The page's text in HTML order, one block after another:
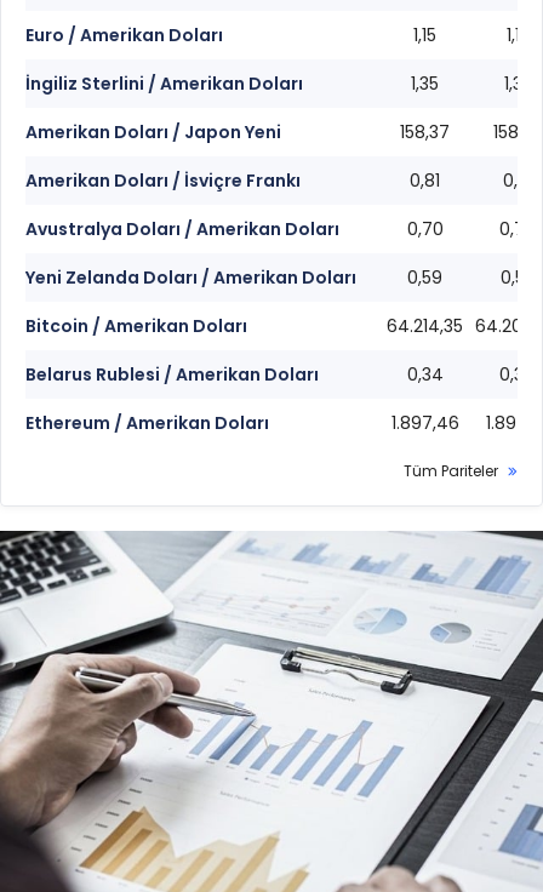
Euro / Amerikan Doları
1,15
1,15
İngiliz Sterlini / Amerikan Doları
1,35
1,35
Amerikan Doları / Japon Yeni
158,37
158,36
Amerikan Doları / İsviçre Frankı
0,81
0,81
Avustralya Doları / Amerikan Doları
0,70
0,70
Yeni Zelanda Doları / Amerikan Doları
0,59
0,59
Bitcoin / Amerikan Doları
64.214,35
Belarus Rublesi / Amerikan Doları
0,34
0,34
Ethereum / Amerikan Doları
1.897,46
Tüm Pariteler